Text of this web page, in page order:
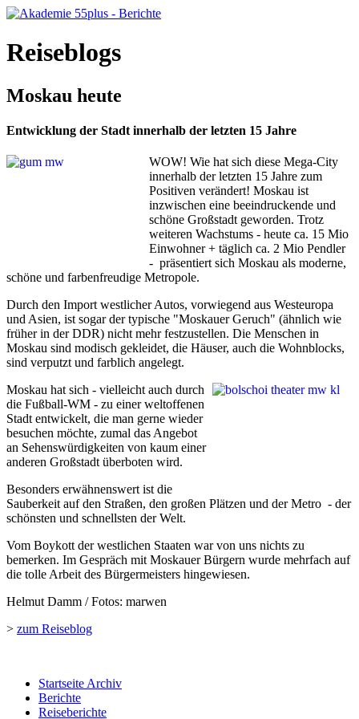
Reiseblogs
Moskau heute
Entwicklung der Stadt innerhalb der letzten 15 Jahre
WOW! Wie hat sich diese Mega-City
innerhalb der letzten 15 Jahre zum
Positiven verändert! Moskau ist
inzwischen eine beeindruckende und
schöne Großstadt geworden. Trotz
weiteren Wachstums - heute ca. 15 Mio
Einwohner + täglich ca. 2 Mio Pendler
- präsentiert sich Moskau als moderne,
schöne und farbenfreudige Metropole.
Durch den Import westlicher Autos, vorwiegend aus Westeuropa
und Asien, ist sogar der typische "Moskauer Geruch" (ähnlich wie
früher in der DDR) nicht mehr festzustellen. Die Menschen in
Moskau sind modisch gekleidet, die Häuser, auch die Wohnblocks,
sind verputzt und farblich angelegt.
Moskau hat sich - vielleicht auch durch
die Fußball-WM - zu einer weltoffenen
Stadt entwickelt, die man gerne wieder
besuchen möchte, zumal das Angebot
an Sehenswürdigkeiten von kaum einer
anderen Großstadt überboten wird.
Besonders erwähnenswert ist die
Sauberkeit auf den Straßen, den großen Plätzen und der Metro - der
schönsten und schnellsten der Welt.
Vom Boykott der westlichen Staaten war von uns nichts zu
bemerken. Im Gespräch mit Moskauer Bürgern wurde mehrfach auf
die tolle Arbeit des Bürgermeisters hingewiesen.
Helmut Damm / Fotos: marwen
> zum Reiseblog
Startseite Archiv
Berichte
Reiseberichte